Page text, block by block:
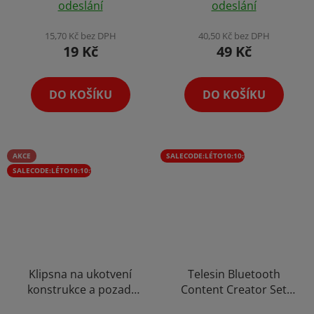
produktu
je
5,0
5
hvězdiček.
odeslání
15,70 Kč bez DPH
19 Kč
DO KOŠÍKU
produktu
je
5,0
5
hvězdiček.
odeslání
40,50 Kč bez DPH
49 Kč
DO KOŠÍKU
AKCE
SALECODE:LÉTO10:10:%
Klipsna na ukotvení
konstrukce a pozadí
SALECODE:LÉTO10:10:%
Telesin Bluetooth
Content Creator Set